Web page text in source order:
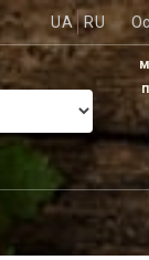
UA RU